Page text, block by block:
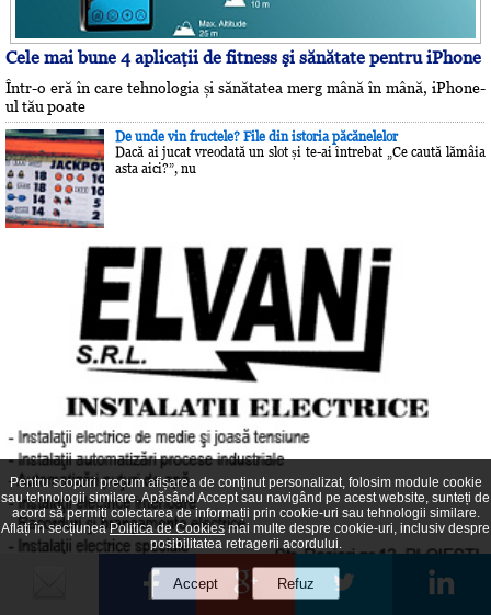
Cele mai bune 4 aplicaţii de fitness şi sănătate pentru iPhone
Într-o eră în care tehnologia și sănătatea merg mână în mână, iPhone-
ul tău poate
De unde vin fructele? File din istoria păcănelelor
Dacă ai jucat vreodată un slot și te-ai întrebat „Ce caută lămâia
asta aici?”, nu
Pentru scopuri precum afișarea de conținut personalizat, folosim module cookie
sau tehnologii similare. Apăsând Accept sau navigând pe acest website, sunteți de
acord să permiți colectarea de informații prin cookie-uri sau tehnologii similare.
Aflați în secțiuneaPolitica de Cookies mai multe despre cookie-uri, inclusiv despre
posibilitatea retragerii acordului.